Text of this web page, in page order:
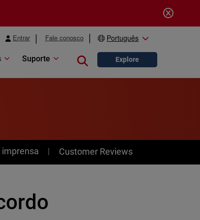
Entrar Fale conosco Português
Suporte Close search
Explore
imprensa Customer Reviews